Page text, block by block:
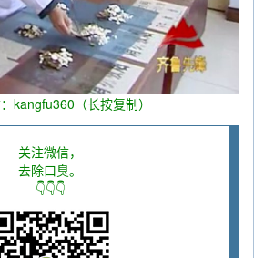
kangfu360（长按复制）
关注微信，
去除口臭。
👇👇👇